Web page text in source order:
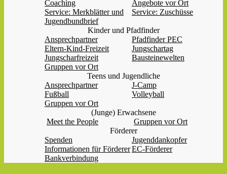
Coaching
Angebote vor Ort
Service: Merkblätter und
Jugendbundbrief
Service: Zuschüsse
Kinder und Pfadfinder
Ansprechpartner
Pfadfinder PEC
Eltern-Kind-Freizeit
Jungschartag
Jungscharfreizeit
Bausteinewelten
Gruppen vor Ort
Teens und Jugendliche
Ansprechpartner
J-Camp
Fußball
Volleyball
Gruppen vor Ort
(Junge) Erwachsene
Meet the People
Gruppen vor Ort
Förderer
Spenden
Jugenddankopfer
Informationen für FördererEC-Förderer
Bankverbindung